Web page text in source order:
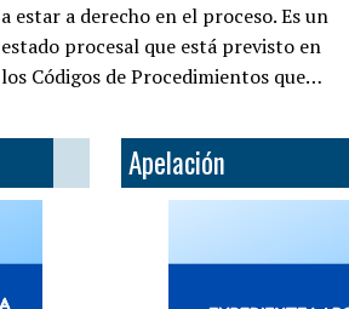
a estar a derecho en el proceso. Es un
estado procesal que está previsto en
los Códigos de Procedimientos que…
Apelación